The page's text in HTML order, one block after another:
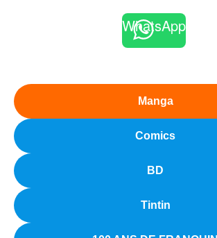
WhatsApp
Manga
Comics
BD
Tintin